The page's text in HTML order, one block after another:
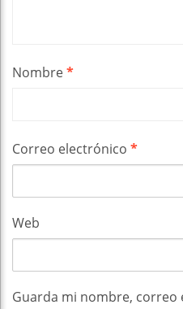
Nombre*
Correo electrónico *
Web
Guarda mi nombre, correo